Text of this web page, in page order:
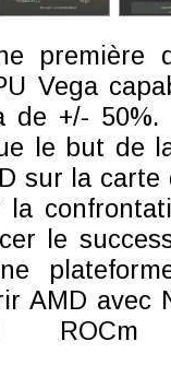
première
Vega
de +/-
le but de
sur la
le
AMD avec